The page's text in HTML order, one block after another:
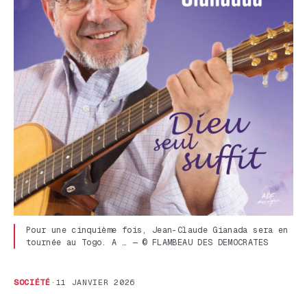
Pour une cinquième fois, Jean-Claude Gianada sera en
tournée au Togo. A … — © FLAMBEAU DES DEMOCRATES
SOCIÉTÉ · 11 JANVIER 2026